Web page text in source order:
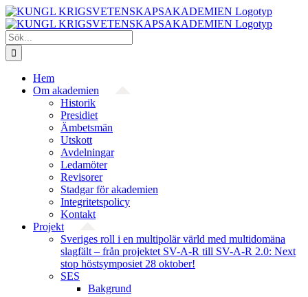
Fortsätt
till
innehållet
Sök
efter:
Hem
Om akademien
Historik
Presidiet
Ämbetsmän
Utskott
Avdelningar
Ledamöter
Revisorer
Stadgar för akademien
Integritetspolicy
Kontakt
Projekt
Sveriges roll i en multipolär värld med multidomäna
slagfält – från projektet SV-A-R till SV-A-R 2.0: Next
stop höstsymposiet 28 oktober!
SES
Bakgrund